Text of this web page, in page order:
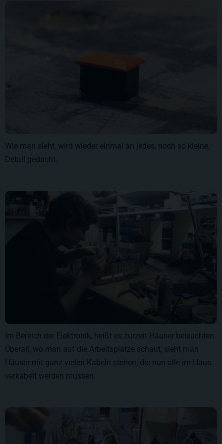
Wie man sieht, wird wieder einmal an jedes, noch so kleine,
Detail gedacht.
Im Bereich der Elektronik, heißt es zurzeit Häuser beleuchten.
Überall, wo man auf die Arbeitsplätze schaut, sieht man
Häuser mit ganz vielen Kabeln stehen, die nun alle im Haus
verkabelt werden müssen.